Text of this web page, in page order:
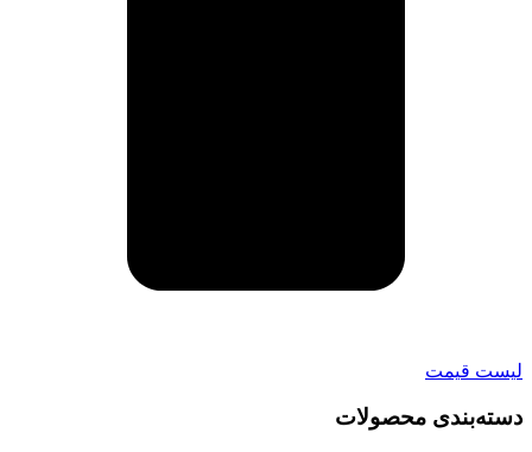
لیست قیمت
دسته‌بندی محصولات